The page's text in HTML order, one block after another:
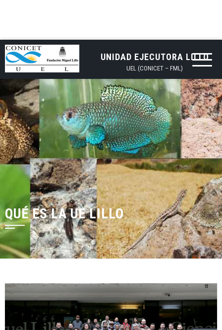
UNIDAD EJECUTORA LILLO
UEL (CONICET – FML)
QUÉ ES LA UE LILLO